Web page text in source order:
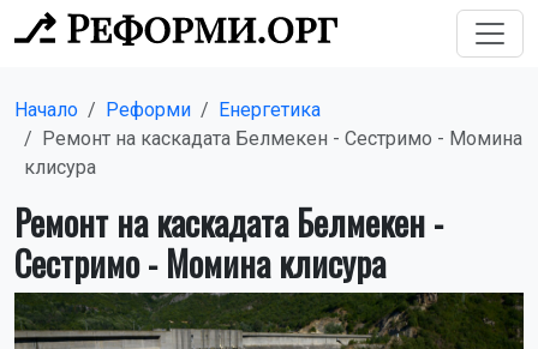
Начало Реформи
Енергетика
Ремонт на каскадата Белмекен - Сестримо - Момина
клисура
Ремонт на каскадата Белмекен -
Сестримо - Момина клисура